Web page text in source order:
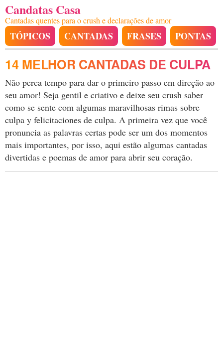
Candatas Casa
Cantadas quentes para o crush e declarações de amor
TÓPICOS CANTADAS FRASES PONTAS
14 MELHOR CANTADAS DE CULPA
Não perca tempo para dar o primeiro passo em direção ao
seu amor! Seja gentil e criativo e deixe seu crush saber
como se sente com algumas maravilhosas rimas sobre
culpa y felicitaciones de culpa. A primeira vez que você
pronuncia as palavras certas pode ser um dos momentos
mais importantes, por isso, aqui estão algumas cantadas
divertidas e poemas de amor para abrir seu coração.